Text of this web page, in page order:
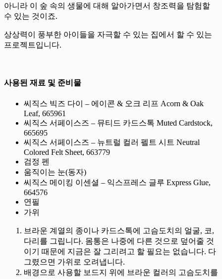
아니라 이 숲 속의 생물에 대해 알아가면서 창조력을 탐험할
수 있는 것이죠.
상상력이 풍부한 아이들을 자극할 수 있는 집에서 할 수 있는
프로젝트입니다.
사용된 재료 및 준비물
씨직스 빅즈 다이 – 에이콘 & 오크 리프 Acorn & Oak
Leaf, 665961
씨직스 서페이스즈 – 뮤티드 카드스톡 Muted Cardstock,
665695
씨직스 서페이스즈 – 뉴트럴 컬러 펠트 시트 Neutral
Colored Felt Sheet, 663779
검정 펜
움직이는 눈(동자)
씨직스 메이킹 이센셜 – 익스프레스 글루 Express Glue,
664576
연필
가위
브라운 계열의 종이나 카드스톡에 고슴도치의 얼굴, 코,
다리를 그립니다. 몸통은 나중에 다른 것으로 덮어줄 것
이기 때문에 지금은 잘 그리려고 할 필요는 없습니다. 다
그렸으면 가위로 오려냅니다.
배경으로 사용할 보드지 위에 브라운 컬러의 고슴도치를